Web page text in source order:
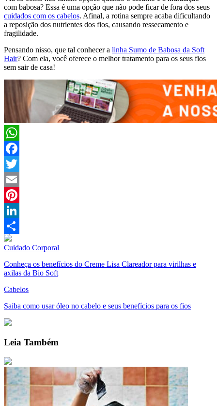
com babosa? Essa é uma opção que não pode ficar de fora dos seus
cuidados com os cabelos. Afinal, a rotina sempre acaba dificultando
a reposição dos nutrientes dos fios, causando ressecamento e
fragilidade.
Pensando nisso, que tal conhecer a linha Sumo de Babosa da Soft
Hair? Com ela, você oferece o melhor tratamento para os seus fios
sem sair de casa!
WhatsApp
Facebook
Twitter
Email
Pinterest
LinkedIn
Compartilhar
Cuidado Corporal
Conheça os benefícios do Creme Lisa Clareador para virilhas e
axilas da Bio Soft
Cabelos
Saiba como usar óleo no cabelo e seus benefícios para os fios
Leia Também